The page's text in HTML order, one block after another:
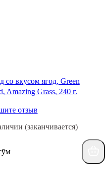
со вкусом ягод, Green
Amazing Grass, 240 г.
отзыв
(заканчивается)